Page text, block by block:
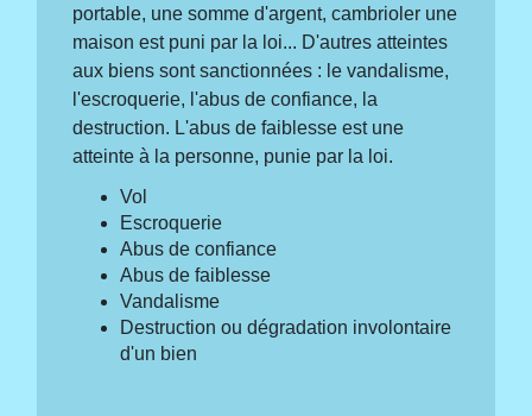
portable, une somme d'argent, cambrioler une
maison est puni par la loi... D'autres atteintes
aux biens sont sanctionnées : le vandalisme,
l'escroquerie, l'abus de confiance, la
destruction. L'abus de faiblesse est une
atteinte à la personne, punie par la loi.
Vol
Escroquerie
Abus de confiance
Abus de faiblesse
Vandalisme
Destruction ou dégradation involontaire
d'un bien